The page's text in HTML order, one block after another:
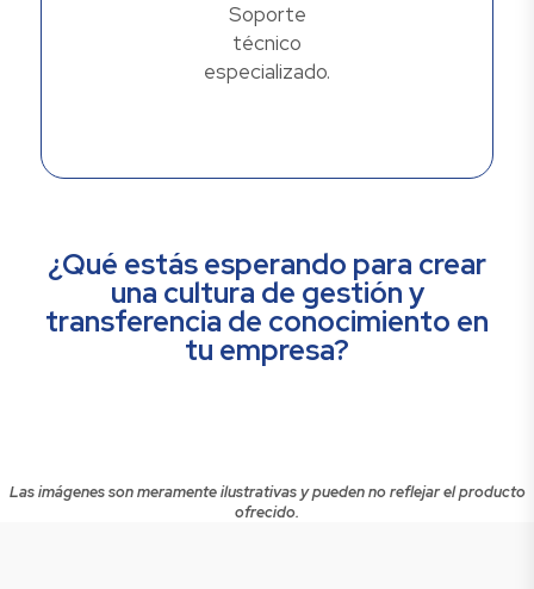
Soporte
técnico
especializado.
¿Qué estás esperando para crear
una cultura de gestión y
transferencia de conocimiento en
tu empresa?
Las imágenes son meramente ilustrativas y pueden no reflejar el producto
ofrecido.